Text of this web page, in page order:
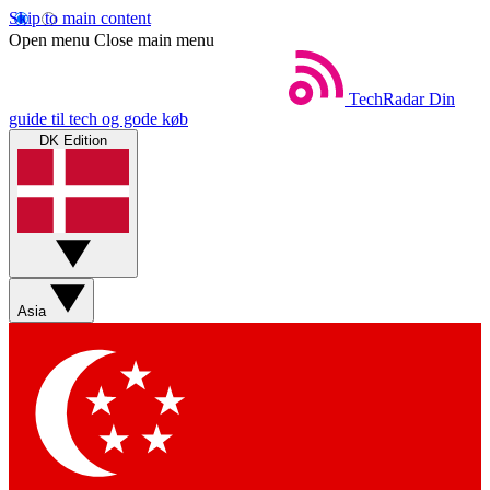
Skip to main content
Open menu Close main menu
TechRadar Din
guide til tech og gode køb
DK Edition
Asia